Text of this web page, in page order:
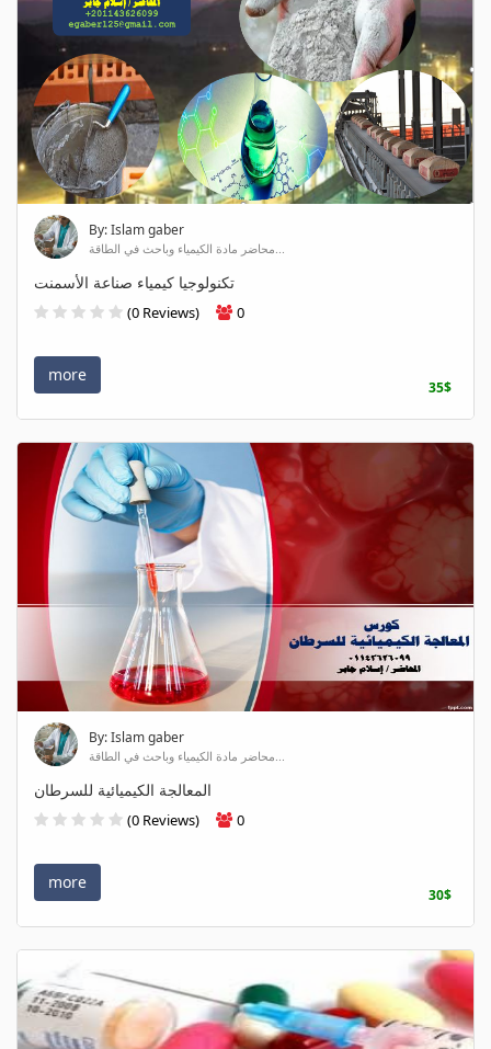
By: Islam gaber
محاضر مادة الكيمياء وباحث في الطاقة...
تكنولوجيا كيمياء صناعة الأسمنت
(0 Reviews) 0
more
35$
By: Islam gaber
محاضر مادة الكيمياء وباحث في الطاقة...
المعالجة الكيميائية للسرطان
(0 Reviews) 0
more
30$